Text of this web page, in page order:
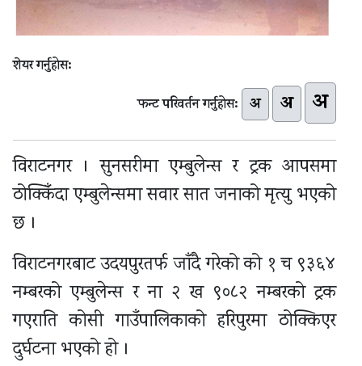
शेयर गर्नुहोस:
फन्ट परिवर्तन गर्नुहोस: अ अ अ
विराटनगर । सुनसरीमा एम्बुलेन्स र ट्रक आपसमा
ठोक्किँदा एम्बुलेन्समा सवार सात जनाको मृत्यु भएको
छ ।
विराटनगरबाट उदयपुरतर्फ जाँदै गरेको को १ च ९३६४
नम्बरको एम्बुलेन्स र ना २ ख ९०८२ नम्बरको ट्रक
गएराति कोसी गाउँपालिकाको हरिपुरमा ठोक्किएर
दुर्घटना भएको हो ।